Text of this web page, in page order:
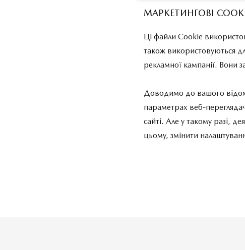
МАРКЕТИНГОВІ
Ці файли Cookie
також використовуються
рекламної кампанії. Вони
Доводимо до вашого
параметрах веб-
сайті. Але у такому разі,
цьому, змінити